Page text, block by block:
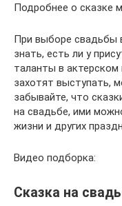
Подробнее о сказке
При выборе свадьбы
знать, есть ли у
таланты в актерском
захотят выступать,
забывайте, что
на свадьбе, ими
жизни и других
Видео подборка:
Сказка на